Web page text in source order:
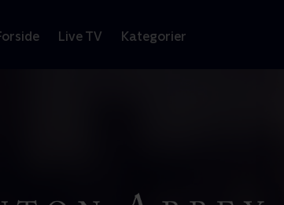
Live TV Kategorier